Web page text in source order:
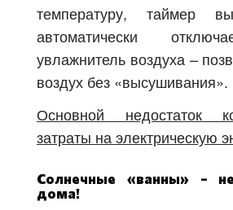
температуру, таймер
автоматически
увлажнитель воздуха –
воздух без «высушивания».
Основной недостаток
затраты на электрическую
Солнечные «ванны» –
дома!